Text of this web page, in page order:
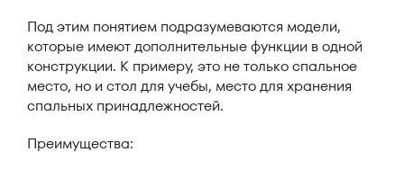
Под этим понятием подразумеваются модели,
которые имеют дополнительные функции в одной
конструкции. К примеру, это не только спальное
место, но и стол для учебы, место для хранения
спальных принадлежностей.
Преимущества: